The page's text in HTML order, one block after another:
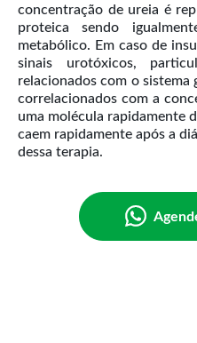
concentração de ureia é
proteica sendo
metabólico. Em caso de
sinais urotóxicos,
relacionados com o
correlacionados com a
uma molécula rapidamente
caem rapidamente após a